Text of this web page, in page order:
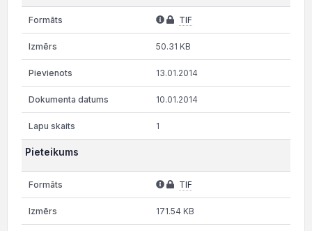
TIF
50.31 KB
13.01.2014
10.01.2014
1
Pieteikums
TIF
171.54 KB